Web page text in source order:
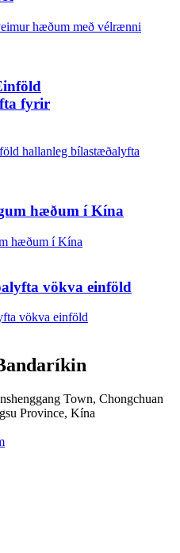
fyrir
hæðum í Kína
vökva einföld
Town, Chongchuan
Province, Kína